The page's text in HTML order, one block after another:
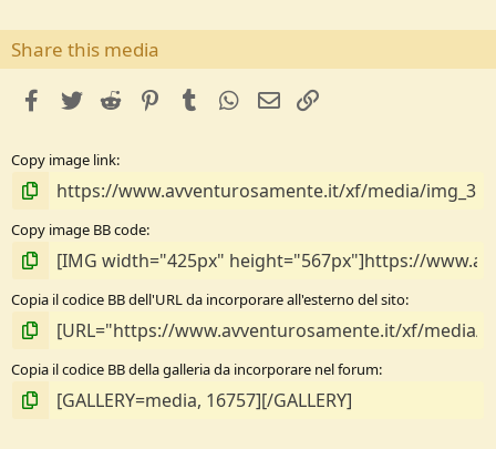
Share this media
facebookTwitterReddit PinterestTumblrWhatsApp
e-mail
Copy image link
Copy image BB code
Copia il codice BB dell'URL da incorporare all'esterno del sito
Copia il codice BB della galleria da incorporare nel forum